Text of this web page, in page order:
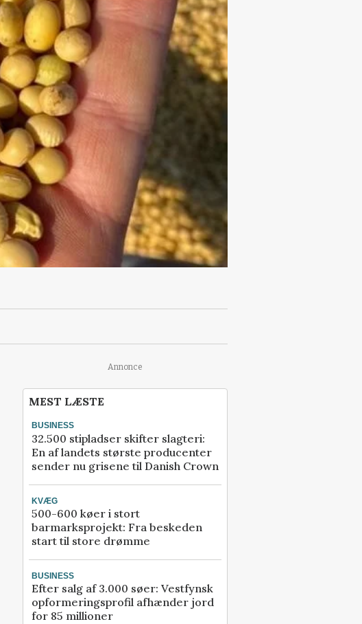
Annonce
MEST LÆSTE
BUSINESS
32.500 stipladser skifter slagteri:
En af landets største producenter
sender nu grisene til Danish Crown
KVÆG
500-600 køer i stort
barmarksprojekt: Fra beskeden
start til store drømme
BUSINESS
Efter salg af 3.000 søer: Vestfynsk
opformeringsprofil afhænder jord
for 85 millioner